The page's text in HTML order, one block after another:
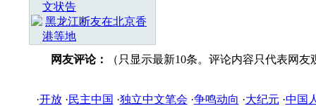
文状告
黑龙江断友在北京香
港等地
网友评论： （只显示最新10条。评论内容只代表网
·开放·民主中国 ·独立中文笔会 ·争鸣动向 ·大纪元 ·中国